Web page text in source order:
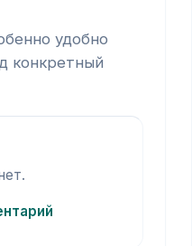
удобно
конкретный